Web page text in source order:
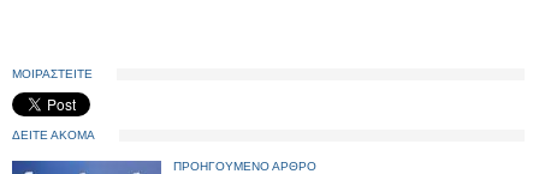
ΜΟΙΡΑΣΤΕΙΤΕ
ΔΕΙΤΕ ΑΚΟΜΑ
ΠΡΟΗΓΟΥΜΕΝΟ ΑΡΘΡΟ